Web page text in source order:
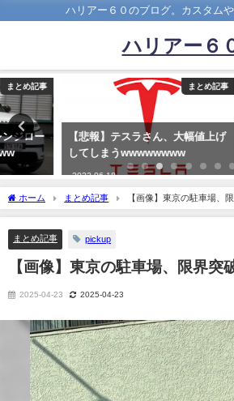
ハリアー６０のブログ。カスタムや
ハリアー６
まとめ記事
【悲報】テスラさん、大幅値上げ
してしまうwwwwwwww
2022-06-18
『ヨー
てるオ
2024-09-
ホーム まとめ記事 【画像】東京の駐車場、
まとめ記事 pickup
【画像】東京の駐車場、限界突
2025-04-23 2025-04-23